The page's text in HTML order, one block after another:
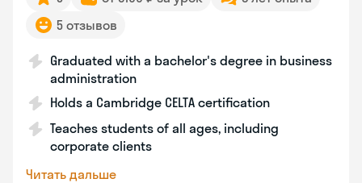
5 отзывов
Graduated with a bachelor's degree in business
administration
Holds a Cambridge CELTA certification
Teaches students of all ages, including
corporate clients
Читать дальше